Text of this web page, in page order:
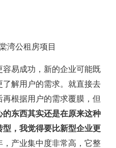
湾公租房项目
易成功，新的企业可能既
解用户的需求。就直接去
根据用户的需求覆膜，但
的东西其实还是在原来这种
，我觉得要比新型企业更
产业集中度非常高，它整